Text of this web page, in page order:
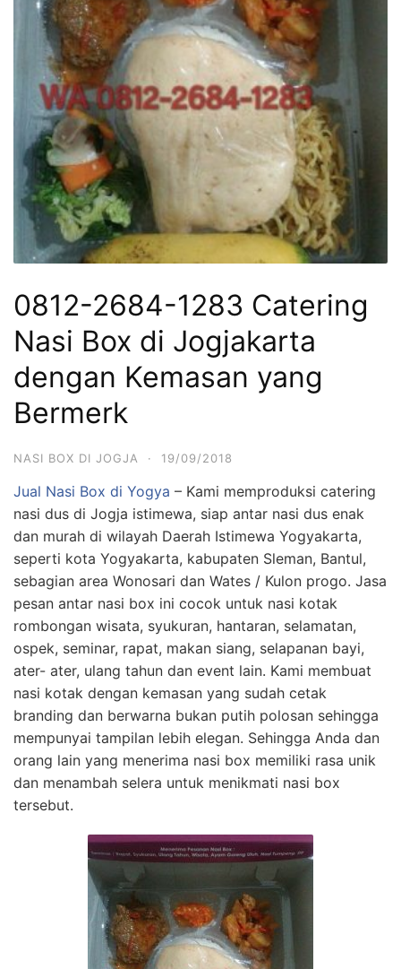
0812-2684-1283 Catering
Nasi Box di Jogjakarta
dengan Kemasan yang
Bermerk
NASI BOX DI JOGJA · 19/09/2018
Jual Nasi Box di Yogya – Kami memproduksi catering
nasi dus di Jogja istimewa, siap antar nasi dus enak
dan murah di wilayah Daerah Istimewa Yogyakarta,
seperti kota Yogyakarta, kabupaten Sleman, Bantul,
sebagian area Wonosari dan Wates / Kulon progo. Jasa
pesan antar nasi box ini cocok untuk nasi kotak
rombongan wisata, syukuran, hantaran, selamatan,
ospek, seminar, rapat, makan siang, selapanan bayi,
ater- ater, ulang tahun dan event lain. Kami membuat
nasi kotak dengan kemasan yang sudah cetak
branding dan berwarna bukan putih polosan sehingga
mempunyai tampilan lebih elegan. Sehingga Anda dan
orang lain yang menerima nasi box memiliki rasa unik
dan menambah selera untuk menikmati nasi box
tersebut.